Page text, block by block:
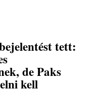
tett:
de Paks
kell